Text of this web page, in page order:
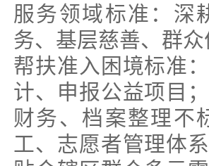
服务领域标准：深
务、基层慈善、群
帮扶准入困境标准
计、申报公益项目
财务、档案整理不
工、志愿者管理体